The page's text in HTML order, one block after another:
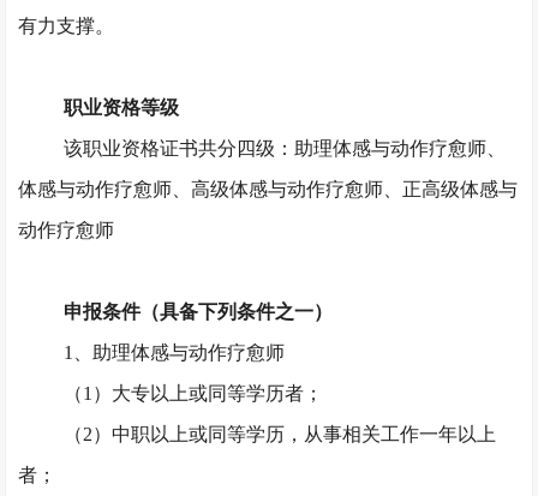
有力支撑。
职业资格等级
该职业资格证书共分四级：助理体感与动作疗愈师、
体感与动作疗愈师、高级体感与动作疗愈师、正高级体感与
动作疗愈师
申报条件（具备下列条件之一）
1、助理体感与动作疗愈师
（1）大专以上或同等学历者；
（2）中职以上或同等学历，从事相关工作一年以上
者；